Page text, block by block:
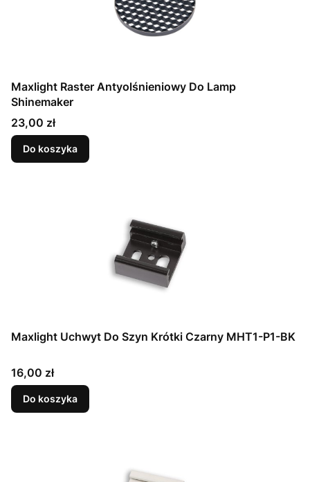
Maxlight Raster Antyolśnieniowy Do Lamp
Shinemaker
Cena
23,00 zł
Do koszyka
Maxlight Uchwyt Do Szyn Krótki Czarny MHT1-P1-BK
Cena
16,00 zł
Do koszyka